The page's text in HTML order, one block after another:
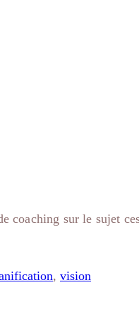
sur le sujet
, vision